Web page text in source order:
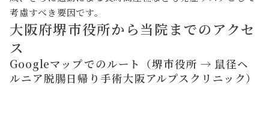
考慮すべき要因です。
大阪府堺市役所から当院までのアクセ
ス
Googleマップでのルート（堺市役所 → 鼠径ヘ
ルニア脱腸日帰り手術大阪アルプスクリニック）